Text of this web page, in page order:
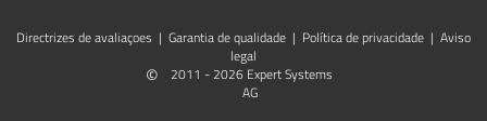
Directrizes de avaliaçoes | Garantia de qualidade | Política de privacidade | Aviso
legal
©
2011 - 2026 Expert Systems
AG